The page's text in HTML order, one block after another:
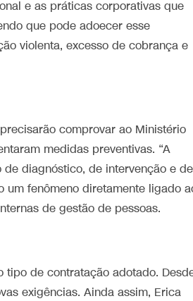
e as práticas corporativas que
que pode adoecer esse
violenta, excesso de cobrança e
comprovar ao Ministério
medidas preventivas. “A
diagnóstico, de intervenção e de
um fenômeno diretamente ligado
de gestão de pessoas.
tipo de contratação adotado.
exigências. Ainda assim, Erica